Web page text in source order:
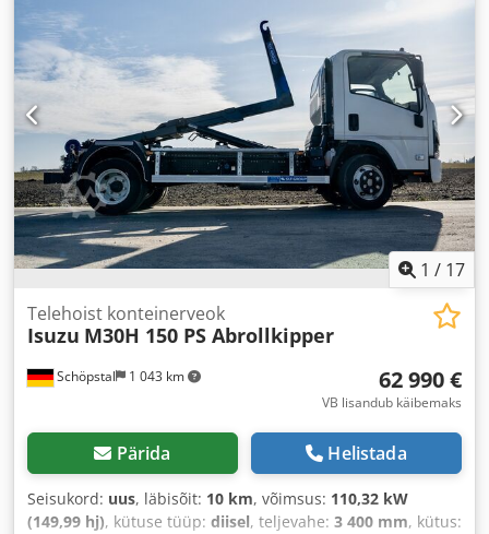
1 / 17
Schöpstal 1 043 km
Telehoist konteinerveok
Isuzu M30H 150 PS Abrollkipper
62 990 €
VB lisandub käibemaks
Pärida Helistada
Seisukord: uus, läbisõit: 10 km, võimsus: 110,32 kW
(149,99 hj), kütuse tüüp: diisel, teljevahe: 3 400 mm, kütus: